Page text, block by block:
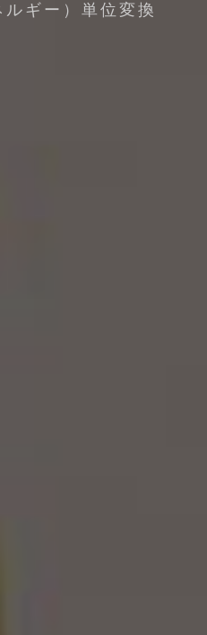
ギー）単位変換